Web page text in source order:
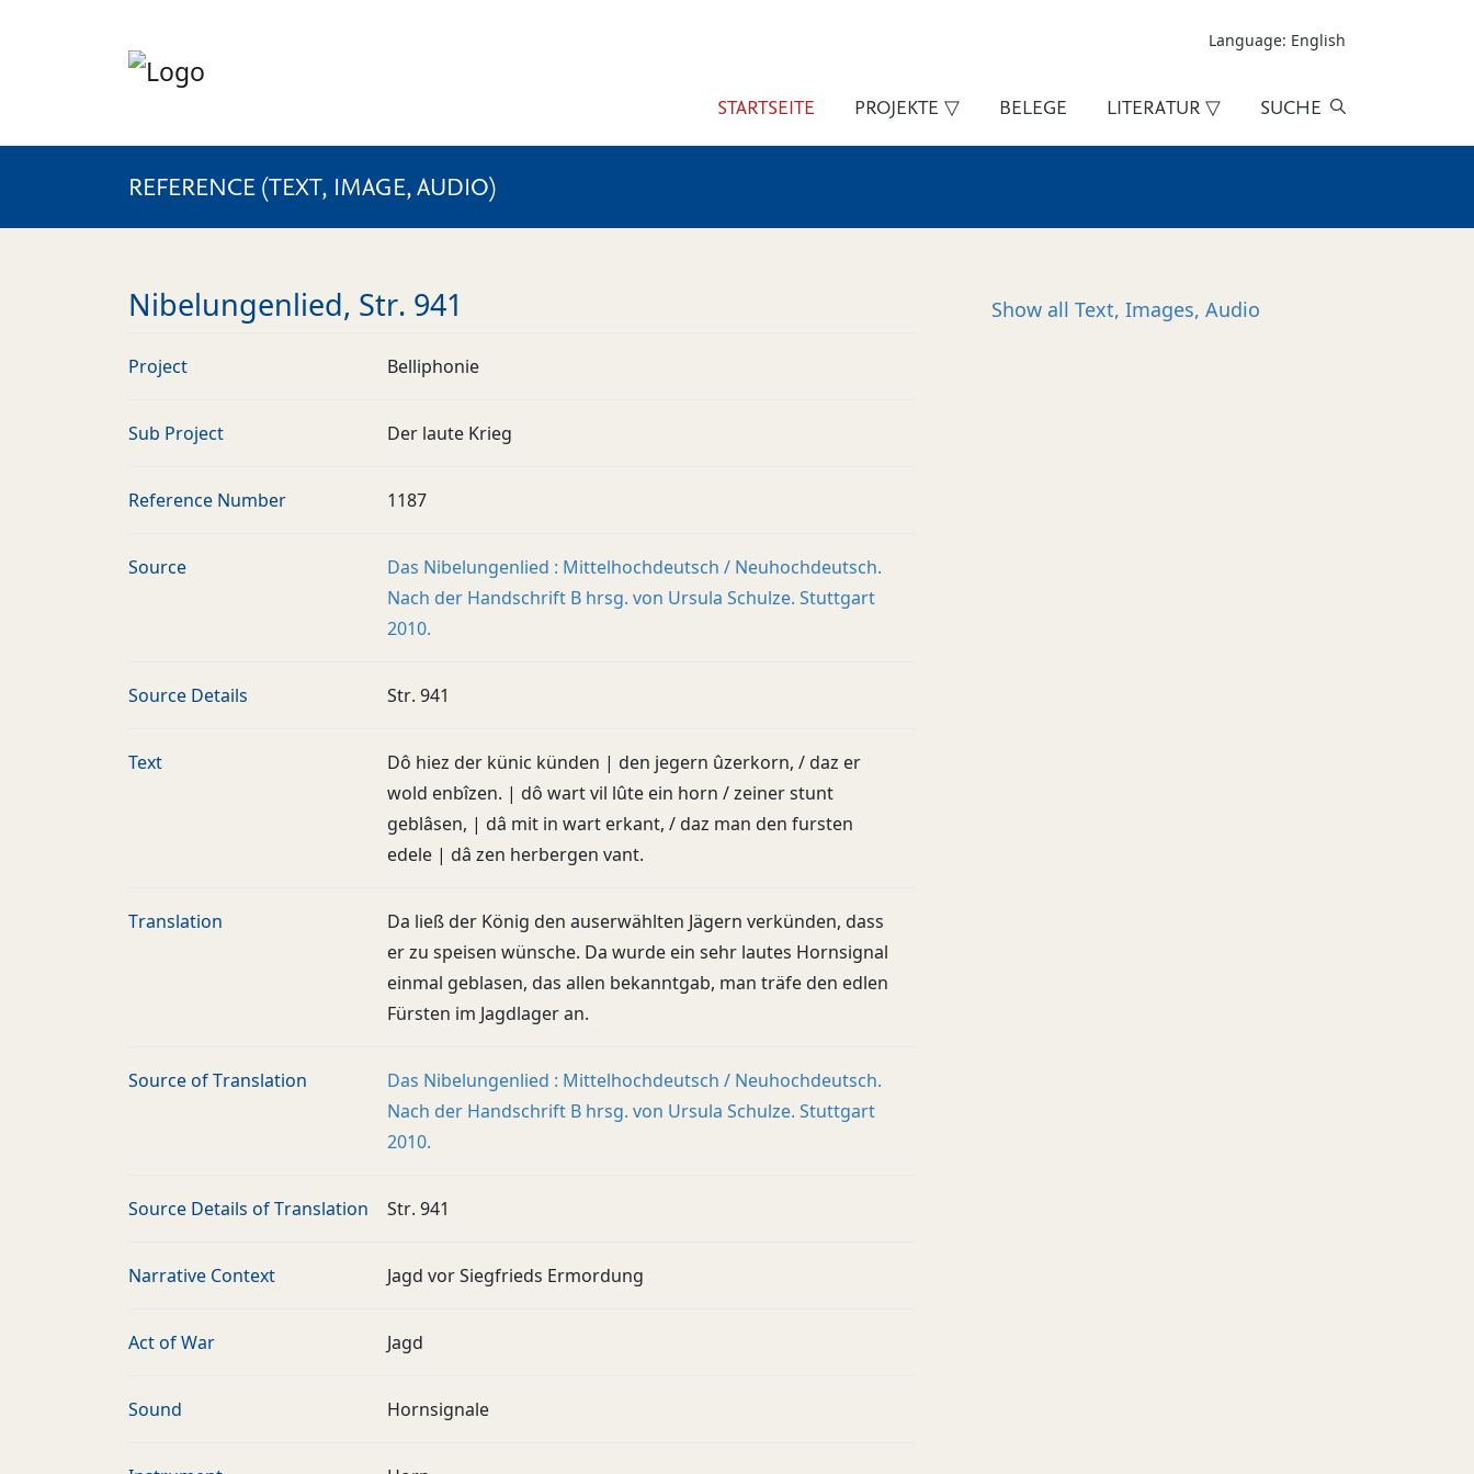
Language: English
STARTSEITE PROJEKTE ▽ BELEGE LITERATUR ▽ SUCHE
REFERENCE (TEXT, IMAGE, AUDIO)
Nibelungenlied, Str. 941
Project Belliphonie
Sub Project Der laute Krieg
Reference Number 1187
Source
Das Nibelungenlied : Mittelhochdeutsch / Neuhochdeutsch.
Nach der Handschrift B hrsg. von Ursula Schulze. Stuttgart
2010.
Source Details Str. 941
Text
Dô hiez der künic künden | den jegern ûzerkorn, / daz er
wold enbîzen. | dô wart vil lûte ein horn / zeiner stunt
geblâsen, | dâ mit in wart erkant, / daz man den fursten
edele | dâ zen herbergen vant.
Translation
Da ließ der König den auserwählten Jägern verkünden, dass
er zu speisen wünsche. Da wurde ein sehr lautes Hornsignal
einmal geblasen, das allen bekanntgab, man träfe den edlen
Fürsten im Jagdlager an.
Source of Translation
Das Nibelungenlied : Mittelhochdeutsch / Neuhochdeutsch.
Nach der Handschrift B hrsg. von Ursula Schulze. Stuttgart
2010.
Source Details of Translation Str. 941
Narrative Context Jagd vor Siegfrieds Ermordung
Act of War Jagd
Sound Hornsignale
Show all Text, Images, Audio